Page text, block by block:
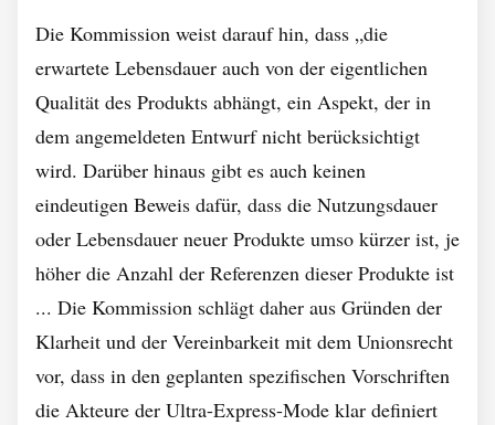
Die Kommission weist darauf hin, dass „die
erwartete Lebensdauer auch von der eigentlichen
Qualität des Produkts abhängt, ein Aspekt, der in
dem angemeldeten Entwurf nicht berücksichtigt
wird. Darüber hinaus gibt es auch keinen
eindeutigen Beweis dafür, dass die Nutzungsdauer
oder Lebensdauer neuer Produkte umso kürzer ist, je
höher die Anzahl der Referenzen dieser Produkte ist
... Die Kommission schlägt daher aus Gründen der
Klarheit und der Vereinbarkeit mit dem Unionsrecht
vor, dass in den geplanten spezifischen Vorschriften
die Akteure der Ultra-Express-Mode klar definiert